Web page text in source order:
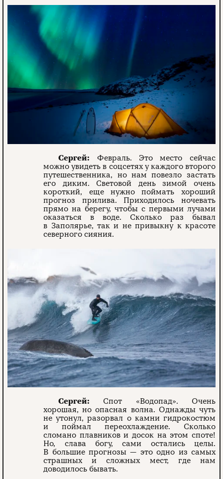
Сергей: Февраль. Это место сейчас
можно увидеть в соцсетях у каждого второго
путешественника, но нам повезло застать
его диким. Световой день зимой очень
короткий, еще нужно поймать хороший
прогноз прилива. Приходилось ночевать
прямо на берегу, чтобы с первыми лучами
оказаться в воде. Сколько раз бывал
в Заполярье, так и не привыкну к красоте
северного сияния.
Сергей: Спот «Водопад». Очень
хорошая, но опасная волна. Однажды чуть
не утонул, разорвал о камни гидрокостюм
и поймал переохлаждение. Сколько
сломано плавников и досок на этом споте!
Но, слава богу, сами остались целы.
В большие прогнозы — это одно из самых
страшных и сложных мест, где нам
доводилось бывать.